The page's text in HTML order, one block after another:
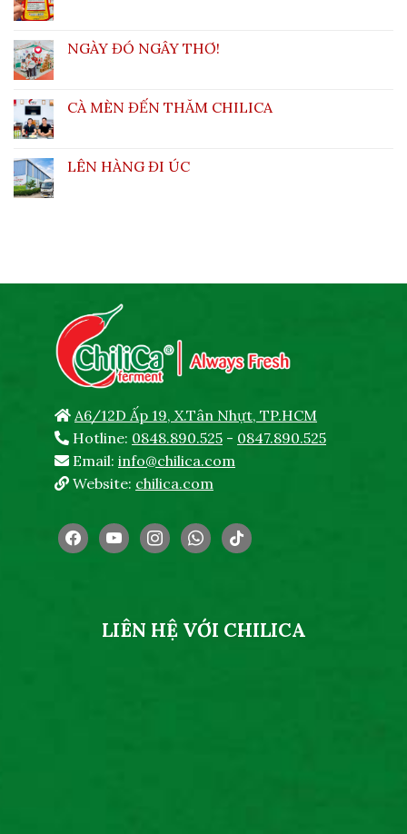
NGÀY ĐÓ NGÂY THƠ!
CÀ MÈN ĐẾN THĂM CHILICA
LÊN HÀNG ĐI ÚC
A6/12D Ấp 19, X.Tân Nhựt, TP.HCM
Hotline: 0848.890.525 - 0847.890.525
Email: info@chilica.com
Website: chilica.com
facebookyoutubeinstagramwhatsapp
tiktok
LIÊN HỆ VỚI CHILICA